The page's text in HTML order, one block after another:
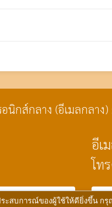
สบการณ์ของผู้ใช้ให้ดียิ่งขึ้น ก
นิกส์กลาง (อีเมลกลาง)
อีเ
โท
local.com public